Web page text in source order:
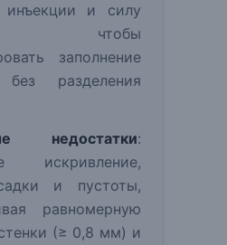
инъекции и силу
чтобы
заполнение
без разделения
недостатки:
искривление,
и пустоты,
равномерную
(≥ 0,8 мм) и